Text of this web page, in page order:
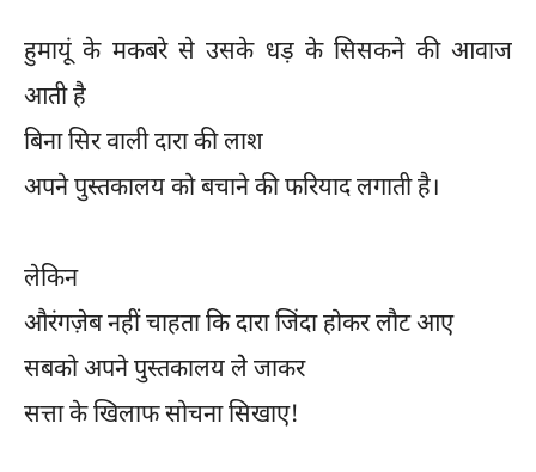
हुमायूं के मकबरे से उसके धड़ के सिसकने की आवाज
आती है
बिना सिर वाली दारा की लाश
अपने पुस्तकालय को बचाने की फरियाद लगाती है।
लेकिन
औरंगज़ेब नहीं चाहता कि दारा जिंदा होकर लौट आए
सबको अपने पुस्तकालय लेे जाकर
सत्ता के खिलाफ सोचना सिखाए!